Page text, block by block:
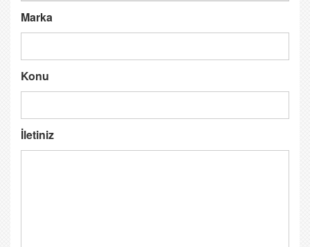
Marka
Konu
İletiniz